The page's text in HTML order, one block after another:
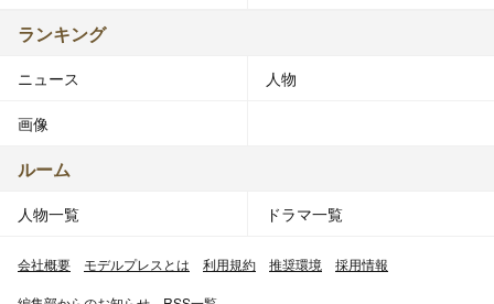
ランキング
ニュース 人物
画像
ルーム
人物一覧 ドラマ一覧
会社概要 モデルプレスとは 利用規約 推奨環境 採用情報